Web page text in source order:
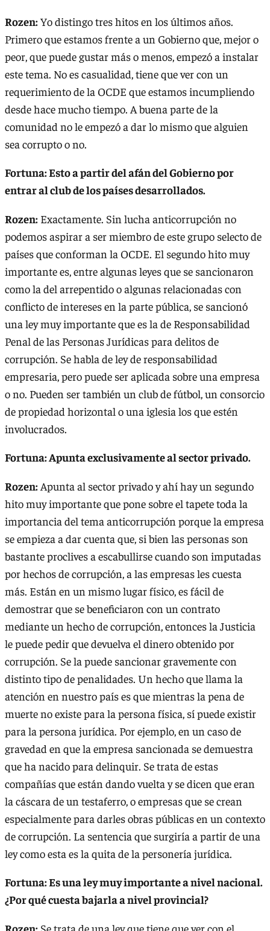
Rozen:Yo distingo tres hitos en los últimos años.
Primero que estamos frente a un Gobierno que, mejor o
peor, que puede gustar más o menos, empezó a instalar
este tema. No es casualidad, tiene que ver con un
requerimiento de la OCDE que estamos incumpliendo
desde hace mucho tiempo. A buena parte de la
comunidad no le empezó a dar lo mismo que alguien
sea corrupto o no.
Fortuna: Esto a partir del afán del Gobierno por
entrar al club de los países desarrollados.
Rozen: Exactamente. Sin lucha anticorrupción no
podemos aspirar a ser miembro de este grupo selecto de
países que conforman la OCDE. El segundo hito muy
importante es, entre algunas leyes que se sancionaron
como la del arrepentido o algunas relacionadas con
conflicto de intereses en la parte pública, se sancionó
una ley muy importante que es la de Responsabilidad
Penal de las Personas Jurídicas para delitos de
corrupción. Se habla de ley de responsabilidad
empresaria, pero puede ser aplicada sobre una empresa
o no. Pueden ser también un club de fútbol, un consorcio
de propiedad horizontal o una iglesia los que estén
involucrados.
Fortuna: Apunta exclusivamente al sector privado.
Rozen: Apunta al sector privado y ahí hay un segundo
hito muy importante que pone sobre el tapete toda la
importancia del tema anticorrupción porque la empresa
se empieza a dar cuenta que, si bien las personas son
bastante proclives a escabullirse cuando son imputadas
por hechos de corrupción, a las empresas les cuesta
más. Están en un mismo lugar físico, es fácil de
demostrar que se beneficiaron con un contrato
mediante un hecho de corrupción, entonces la Justicia
le puede pedir que devuelva el dinero obtenido por
corrupción. Se la puede sancionar gravemente con
distinto tipo de penalidades. Un hecho que llama la
atención en nuestro país es que mientras la pena de
muerte no existe para la persona física, sí puede existir
para la persona jurídica. Por ejemplo, en un caso de
gravedad en que la empresa sancionada se demuestra
que ha nacido para delinquir. Se trata de estas
compañías que están dando vuelta y se dicen que eran
la cáscara de un testaferro, o empresas que se crean
especialmente para darles obras públicas en un contexto
de corrupción. La sentencia que surgiría a partir de una
ley como esta es la quita de la personería jurídica.
Fortuna: Es una ley muy importante a nivel nacional.
¿Por qué cuesta bajarla a nivel provincial?
Rozen: Se trata de una ley que tiene que ver con el